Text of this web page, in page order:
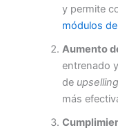
y permite
módulos
Aumento
entrenado
de upselling
más